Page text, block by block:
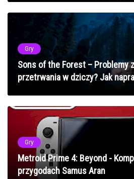
Gry
Sons of the Forest – Problemy
przetrwania w dziczy? Jak
Gry
Metroid Prime 4: Beyond -
przygodach Samus Aran